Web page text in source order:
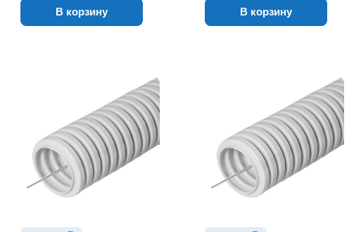
В корзину В корзину